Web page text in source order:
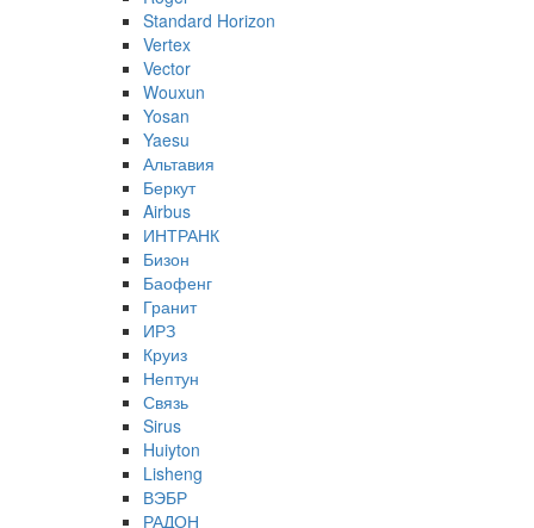
Standard Horizon
Vertex
Vector
Wouxun
Yosan
Yaesu
Альтавия
Беркут
Airbus
ИНТРАНК
Бизон
Баофенг
Гранит
ИРЗ
Круиз
Нептун
Связь
Sirus
Huiyton
Lisheng
ВЭБР
РАДОН